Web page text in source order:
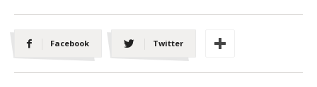
Facebook Twitter